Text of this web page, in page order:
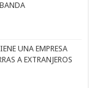
UNA EMPRESA
A EXTRANJEROS